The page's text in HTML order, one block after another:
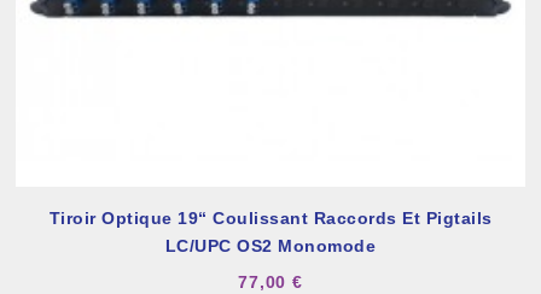
Tiroir Optique 19“ Coulissant Raccords Et Pigtails
LC/UPC OS2 Monomode
77,00 €